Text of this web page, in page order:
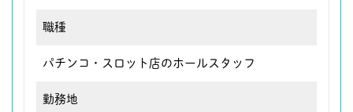
職種
パチンコ・スロット店のホールスタッフ
勤務地